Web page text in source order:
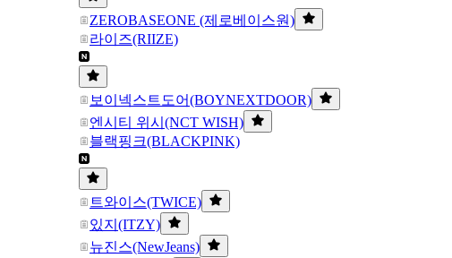
ZEROBASEONE (제로베이스원)
라이즈(RIIZE)
보이넥스트도어(BOYNEXTDOOR)
엔시티 위시(NCT WISH)
블랙핑크(BLACKPINK)
트와이스(TWICE)
있지(ITZY)
뉴진스(NewJeans)